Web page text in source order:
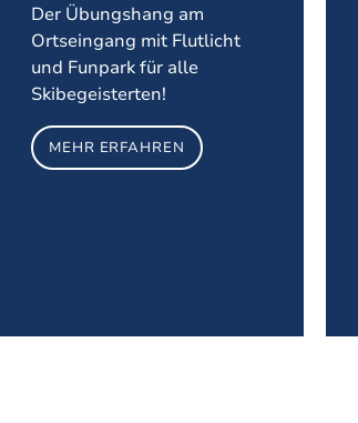
Der Übungshang am
Ortseingang mit Flutlicht
und Funpark für alle
Skibegeisterten!
MEHR ERFAHREN